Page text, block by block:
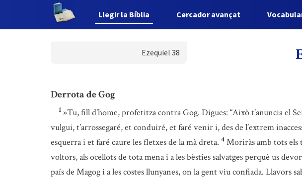
Llegir la Bíblia Cercador avançat
Ezequiel 38
Derrota de Gog
1 »Tu, fill d’home, profetitza contra Gog. Digues: “Això t’anuncia el
vulgui, t’arrossegaré, et conduiré, et faré venir i, des de l’extrem
esquerra i et faré caure les fletxes de la mà dreta. 4 Moriràs amb tots els
voltors, als ocellots de tota mena i a les bèsties salvatges perquè us
país de Magog i a les costes llunyanes, on la gent viu confiada. Llavors